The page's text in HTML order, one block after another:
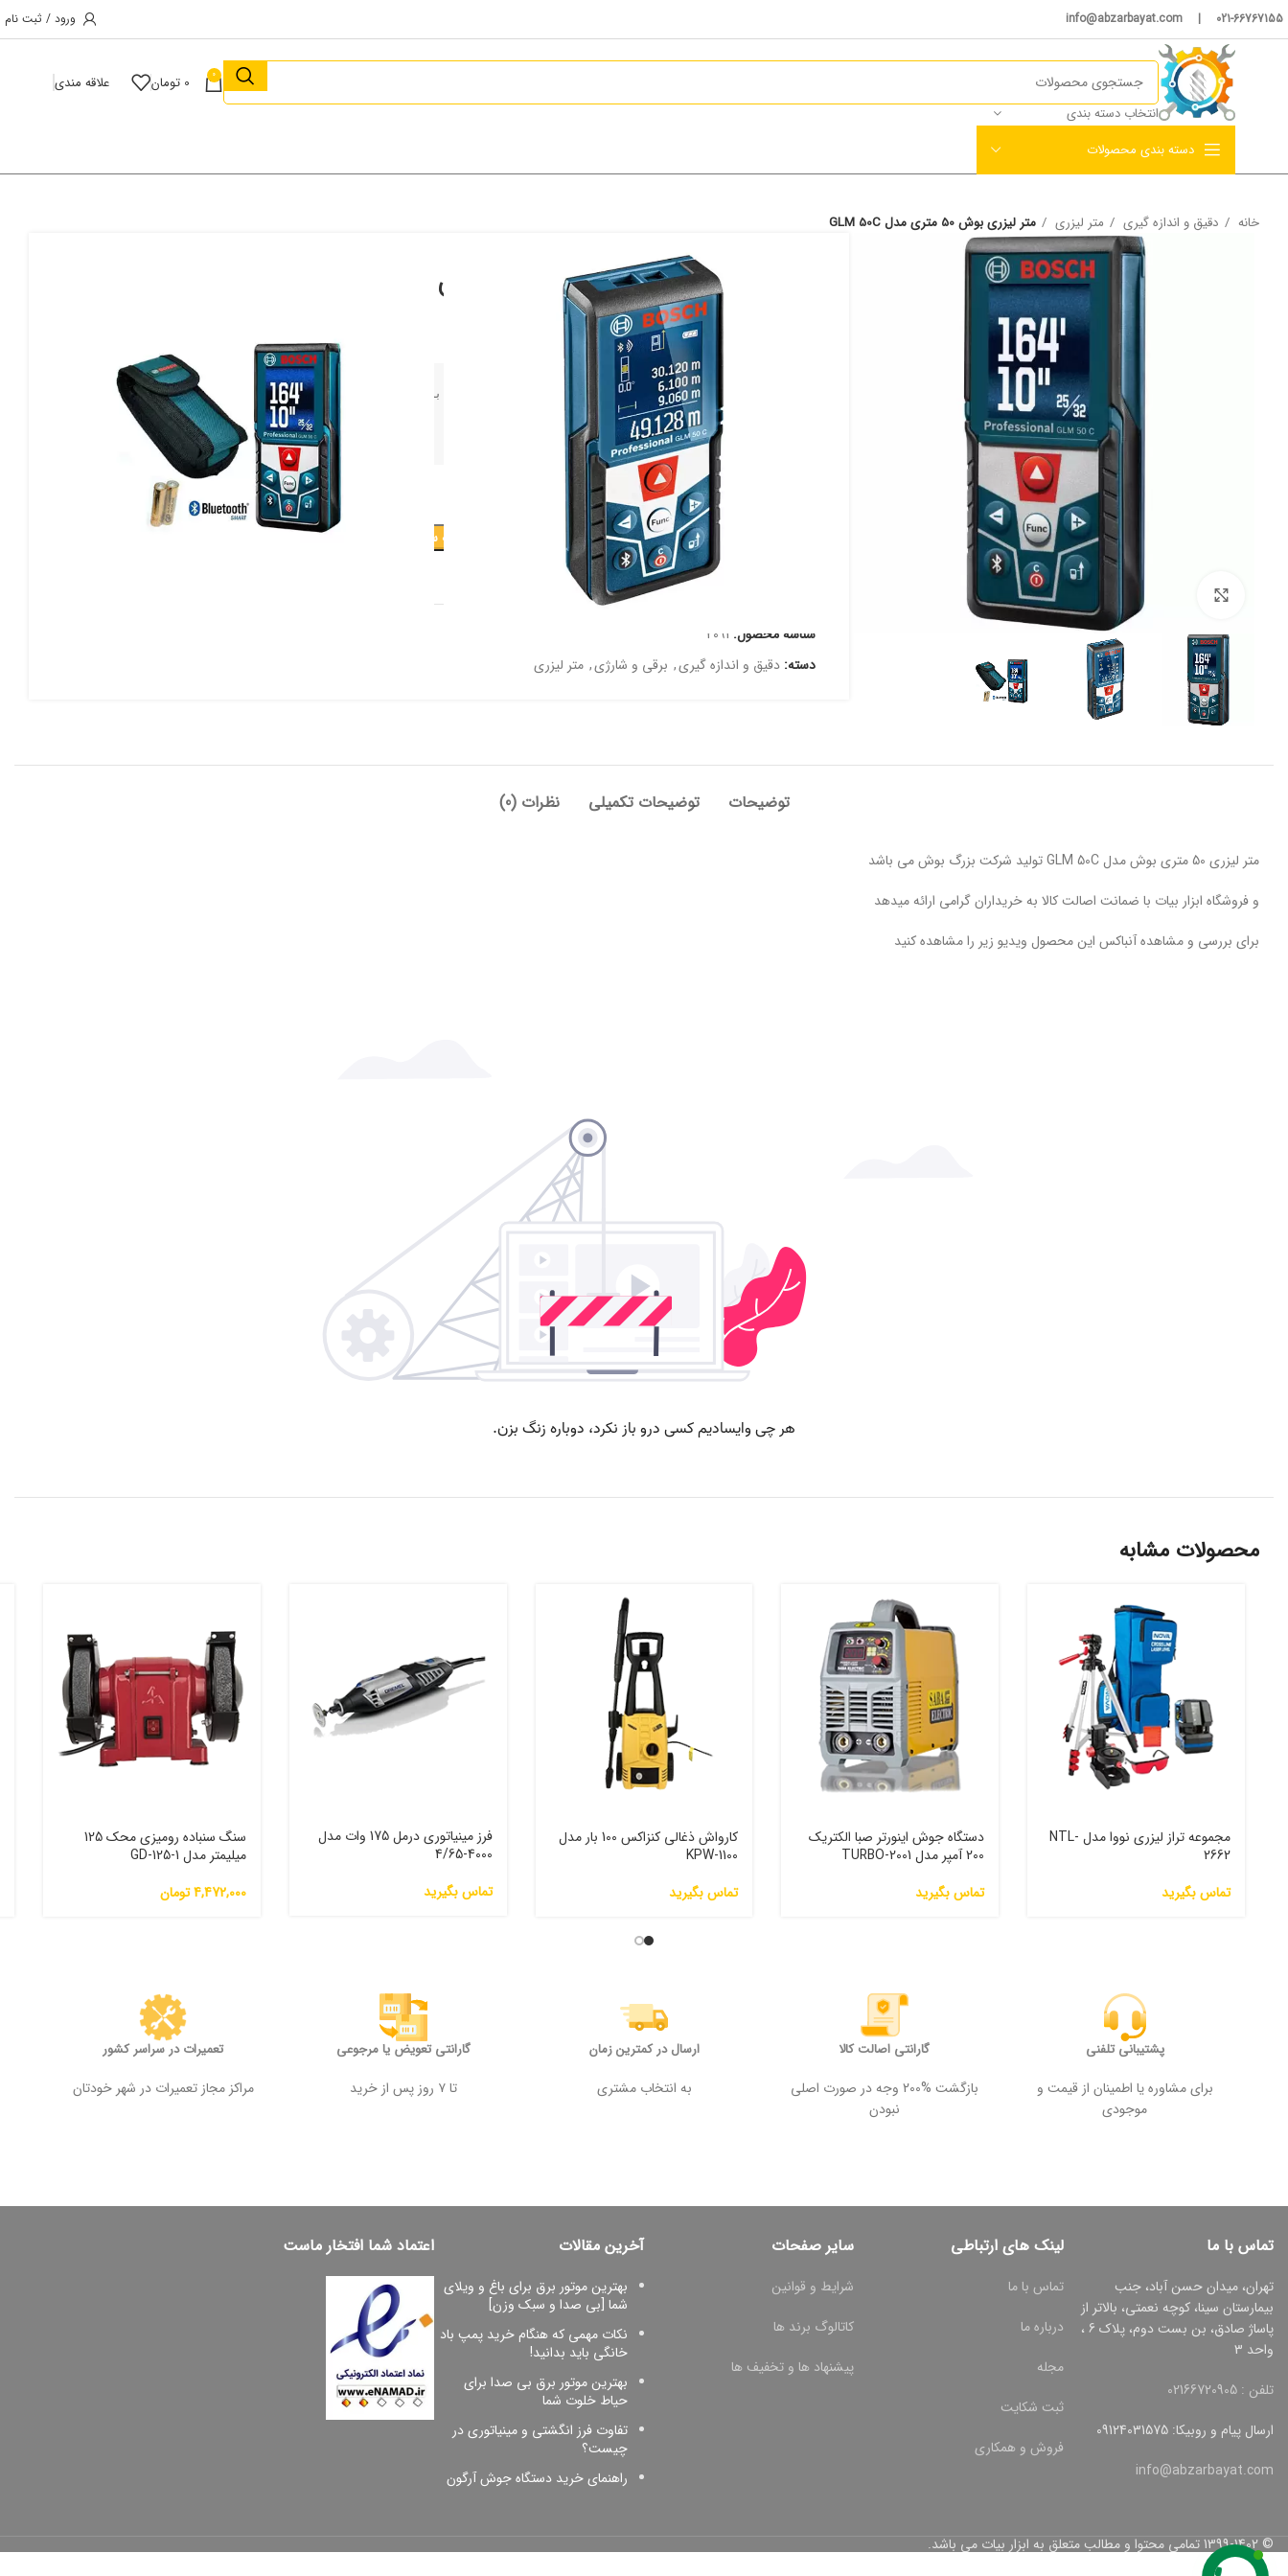
021-66767155 | info@abzarbayat.com ورود / ثبت نام
انتخاب دسته بندی
0
0 تومان علاقه مندی
دسته بندی محصولات
خانه دقیق و اندازه گیری متر لیزری متر لیزری بوش 50 متری مدل GLM 50C
متر لیزری بوش 50 متری مدل GLM 50C
تومان
برای مشاوره تخصصی و آشنایی با بزرگ ترین پیج ابزار کلیک کنید
www.instagram.com/abzar_bayat
افزودن به سبد خرید
افزودن به علاقه مندی
شناسه محصول: 2091
دسته: دقیق و اندازه گیری, برقی و شارژی, متر لیزری
توضیحات توضیحات تکمیلی نظرات (0)
متر لیزری 50 متری بوش مدل GLM 50C تولید شرکت بزرگ بوش می باشد
و فروشگاه ابزار بیات با ضمانت اصالت کالا به خریداران گرامی ارائه میدهد
برای بررسی و مشاهده آنباکس این محصول ویدیو زیر را مشاهده کنید
محصولات مشابه
مجموعه تراز لیزری نووا مدل NTL-
2662
تماس بگیرید
دستگاه جوش اینورتر صبا الکتریک
200 آمپر مدل 2001-TURBO
تماس بگیرید
کارواش ذغالی کنزاکس 100 بار مدل
KPW-1100
تماس بگیرید
فرز مینیاتوری درمل 175 وات مدل
4000-4/65
تماس بگیرید
سنگ سنباده رومیزی محک 125
میلیمتر مدل GD-125-1
4,472,000تومان
پشتیبانی تلفنی
برای مشاوره یا اطمینان از قیمت و
موجودی
گارانتی اصالت کالا
بازگشت %200 وجه در صورت اصلی
نبودن
ارسال در کمترین زمان
به انتخاب مشتری
گارانتی تعویض یا مرجوعی
تا ۷ روز پس از خرید
تعمیرات در سراسر کشور
مراکز مجاز تعمیرات در شهر خودتان
تماس با ما
تهران، میدان حسن آباد، جنب
بیمارستان سینا، کوچه نعمتی، بالاتر از
پاساژ صادق، بن بست دوم، پلاک 6 ،
واحد 3
تلفن : 02166720905
ارسال پیام و روبیکا: 09124031575
info@abzarbayat.com
لینک های ارتباطی
تماس با ما
درباره ما
مجله
ثبت شکایت
فروش و همکاری
سایر صفحات
شرایط و قوانین
کاتالوگ برند ها
پیشنهاد ها و تخفیف ها
آخرین مقالات
بهترین موتور برق برای باغ و ویلای
شما [بی صدا و سبک وزن]
نکات مهمی که هنگام خرید پمپ باد
خانگی باید بدانید!
بهترین موتور برق بی صدا برای
حیاط خلوت شما
تفاوت فرز انگشتی و مینیاتوری در
چیست؟
راهنمای خرید دستگاه جوش آرگون
اعتماد شما افتخار ماست
© 1399-1402 تمامی محتوا و مطالب متعلق به ابزار بیات می باشد.